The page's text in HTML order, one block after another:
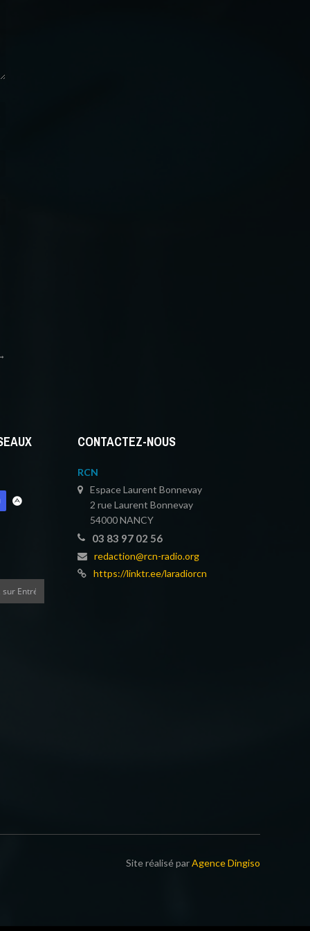
CONTACTEZ-NOUS
RCN
Espace Laurent Bonnevay
2 rue Laurent Bonnevay
54000 NANCY
03 83 97 02 56
redaction@rcn-radio.org
https://linktr.ee/laradiorcn
Site réalisé parAgence Dingiso